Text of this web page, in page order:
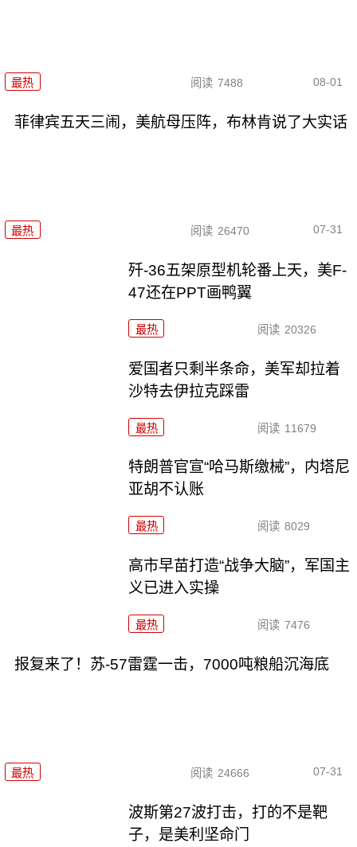
最热 阅读 7488 08-01
菲律宾五天三闹，美航母压阵，布林肯说了大实话
最热 阅读 26470 07-31
歼-36五架原型机轮番上天，美F-
47还在PPT画鸭翼
最热 阅读 20326
爱国者只剩半条命，美军却拉着
沙特去伊拉克踩雷
最热 阅读 11679
特朗普官宣“哈马斯缴械”，内塔尼
亚胡不认账
最热 阅读 8029
高市早苗打造“战争大脑”，军国主
义已进入实操
最热 阅读 7476
报复来了！苏-57雷霆一击，7000吨粮船沉海底
最热 阅读 24666 07-31
波斯第27波打击，打的不是靶
子，是美利坚命门